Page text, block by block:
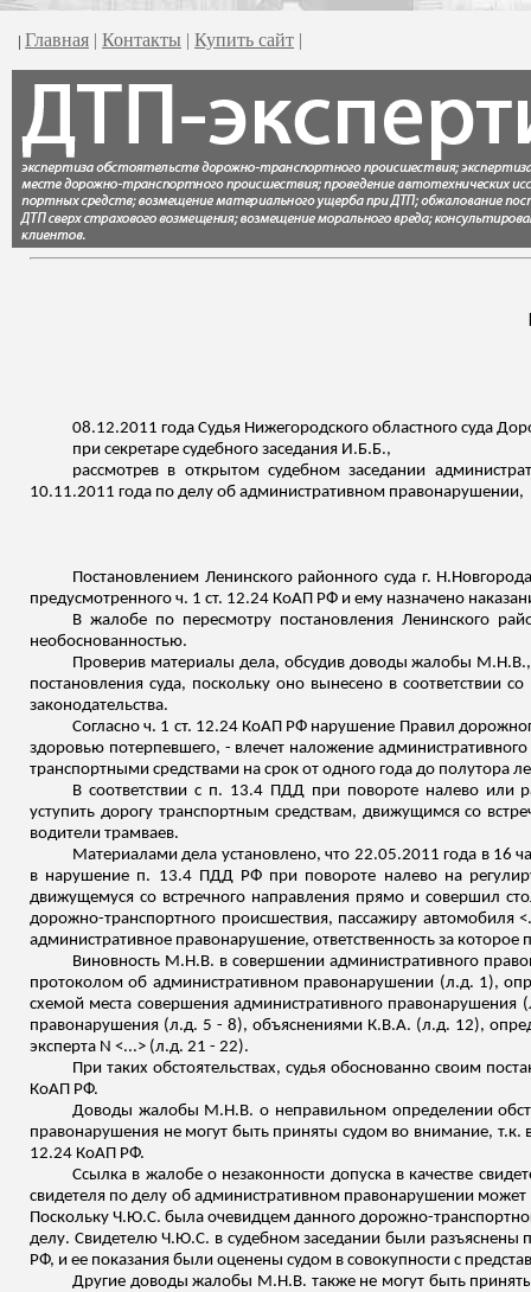
| Главная | Контакты | Купить сайт |
08.12.2011 года Судья Нижегородского областного суда
при секретаре судебного заседания И.Б.Б.,
рассмотрев в открытом судебном заседании
10.11.2011 года по делу об административном правонарушении,
Постановлением Ленинского районного суда г.
предусмотренного ч. 1 ст. 12.24 КоАП РФ и ему назначено
В жалобе по пересмотру постановления Ленинского
необоснованностью.
Проверив материалы дела, обсудив доводы жалобы
постановления суда, поскольку оно вынесено в соответствии
законодательства.
Согласно ч. 1 ст. 12.24 КоАП РФ нарушение Правил
здоровью потерпевшего, - влечет наложение
транспортными средствами на срок от одного года до полутора
В соответствии с п. 13.4 ПДД при повороте налево или
уступить дорогу транспортным средствам, движущимся со
водители трамваев.
Материалами дела установлено, что 22.05.2011 года в 16
в нарушение п. 13.4 ПДД РФ при повороте налево на
движущемуся со встречного направления прямо и совершил
дорожно-транспортного происшествия, пассажиру
административное правонарушение, ответственность за
Виновность М.Н.В. в совершении административного
протоколом об административном правонарушении (л.д. 1),
схемой места совершения административного правонарушения (
правонарушения (л.д. 5 - 8), объяснениями К.В.А. (л.д. 12),
эксперта N <...> (л.д. 21 - 22).
При таких обстоятельствах, судья обоснованно своим
КоАП РФ.
Доводы жалобы М.Н.В. о неправильном определении
правонарушения не могут быть приняты судом во внимание,
12.24 КоАП РФ.
Ссылка в жалобе о незаконности допуска в качестве
свидетеля по делу об административном правонарушении
Поскольку Ч.Ю.С. была очевидцем данного дорожно-
делу. Свидетелю Ч.Ю.С. в судебном заседании были разъяснены
РФ, и ее показания были оценены судом в совокупности с
Другие доводы жалобы М.Н.В. также не могут быть